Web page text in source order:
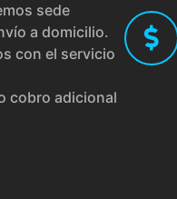
sede
a domicilio.
con el servicio
cobro adicional